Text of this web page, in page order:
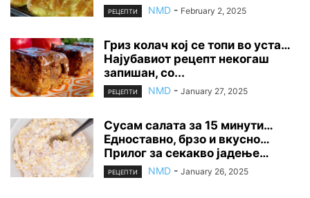
РЕЦЕПТИ NMD - February 2, 2025
Гриз колач кој се топи во уста…
Најубавиот рецепт некогаш
запишан, со...
РЕЦЕПТИ NMD - January 27, 2025
Сусам салата за 15 минути…
Едноставно, брзо и вкусно…
Прилог за секакво јадење…
РЕЦЕПТИ NMD - January 26, 2025